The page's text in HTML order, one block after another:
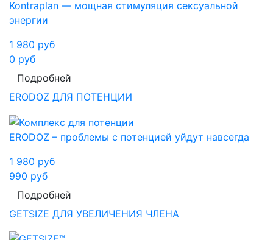
Kontraplan — мощная стимуляция сексуальной
энергии
1 980 руб
0 руб
Подробней
ERODOZ ДЛЯ ПОТЕНЦИИ
ERODOZ – проблемы с потенцией уйдут навсегда
1 980 руб
990 руб
Подробней
GETSIZE ДЛЯ УВЕЛИЧЕНИЯ ЧЛЕНА